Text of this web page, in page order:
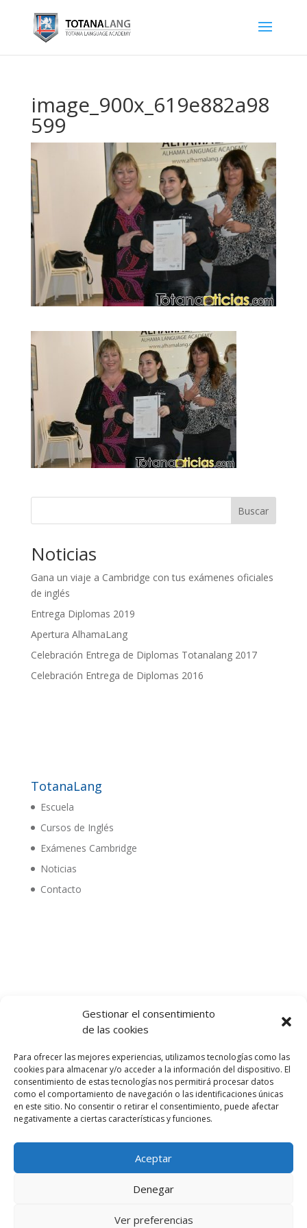
Gestionar el consentimiento
de las cookies
Para ofrecer las mejores experiencias, utilizamos tecnologías como las
cookies para almacenar y/o acceder a la información del dispositivo. El
consentimiento de estas tecnologías nos permitirá procesar datos
como el comportamiento de navegación o las identificaciones únicas
en este sitio. No consentir o retirar el consentimiento, puede afectar
negativamente a ciertas características y funciones.
Aceptar
Denegar
Ver preferencias
image_900x_619e882a98
599
Buscar
Noticias
Gana un viaje a Cambridge con tus exámenes oficiales
de inglés
Entrega Diplomas 2019
Apertura AlhamaLang
Celebración Entrega de Diplomas Totanalang 2017
Celebración Entrega de Diplomas 2016
TotanaLang
Escuela
Cursos de Inglés
Exámenes Cambridge
Noticias
Contacto
968 425 675
Emilio Mora 11 | 1º Piso
30850. Totana. Murcia. Spain
info@totanalang.com
TotanaLang | 2023 | Escuela de Inglés en Totana |